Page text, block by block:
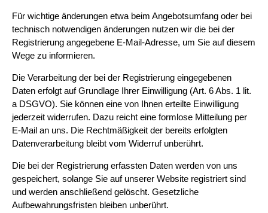
Für wichtige änderungen etwa beim Angebotsumfang oder bei
technisch notwendigen änderungen nutzen wir die bei der
Registrierung angegebene E-Mail-Adresse, um Sie auf diesem
Wege zu informieren.
Die Verarbeitung der bei der Registrierung eingegebenen
Daten erfolgt auf Grundlage Ihrer Einwilligung (Art. 6 Abs. 1 lit.
a DSGVO). Sie können eine von Ihnen erteilte Einwilligung
jederzeit widerrufen. Dazu reicht eine formlose Mitteilung per
E-Mail an uns. Die Rechtmäßigkeit der bereits erfolgten
Datenverarbeitung bleibt vom Widerruf unberührt.
Die bei der Registrierung erfassten Daten werden von uns
gespeichert, solange Sie auf unserer Website registriert sind
und werden anschließend gelöscht. Gesetzliche
Aufbewahrungsfristen bleiben unberührt.